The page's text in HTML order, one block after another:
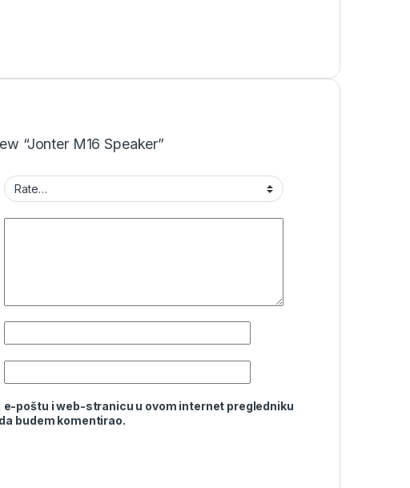
“Jonter M16 Speaker”
e-poštu i web-stranicu u ovom internet pregledniku
budem komentirao.